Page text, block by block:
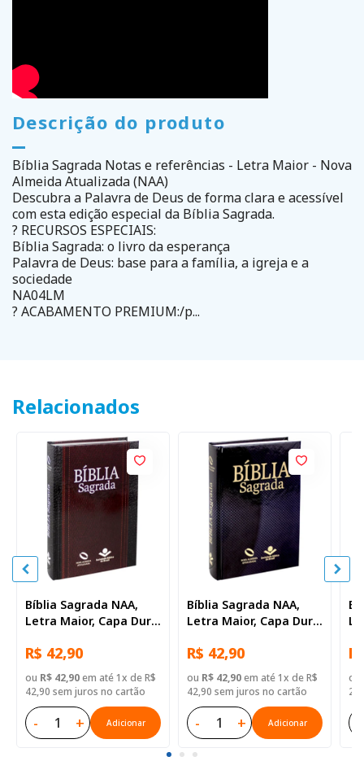
Descrição do produto
Bíblia Sagrada Notas e referências - Letra Maior - Nova
Almeida Atualizada (NAA)
Descubra a Palavra de Deus de forma clara e acessível
com esta edição especial da Bíblia Sagrada.
? RECURSOS ESPECIAIS:
Bíblia Sagrada: o livro da esperança
Palavra de Deus: base para a família, a igreja e a
sociedade
NA04LM
? ACABAMENTO PREMIUM:/p...
Relacionados
Bíblia Sagrada NAA,
Letra Maior, Capa Dura
R$ 42,90
ou R$ 42,90em até 1x de R$
42,90 sem juros no cartão
- + Adicionar
Bíblia Sagrada NAA,
Letra Maior, Capa Dura
R$ 42,90
ou R$ 42,90em até 1x de R$
42,90 sem juros no cartão
- + Adicionar
ou